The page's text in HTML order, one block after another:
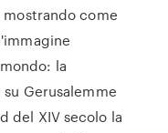
come
la
Gerusalemme
del XIV secolo la